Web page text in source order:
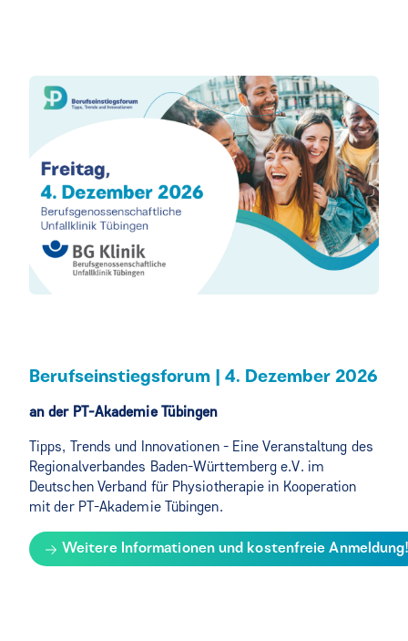
Berufseinstiegsforum | 4. Dezember 2026
an der PT-Akademie Tübingen
Tipps, Trends und Innovationen - Eine Veranstaltung des
Regionalverbandes Baden-Württemberg e.V. im
Deutschen Verband für Physiotherapie in Kooperation
mit der PT-Akademie Tübingen.
Weitere Informationen und kostenfreie